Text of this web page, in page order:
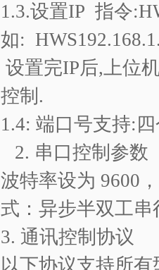
1.3.设置IP 指令
如:
设置完IP后,上位
控制 .
1.4: 端口号支持:
2. 串口控制参数
波特率设为 9600 ，
式：异步半双工串
3. 通讯控制协议
以下协议支持所